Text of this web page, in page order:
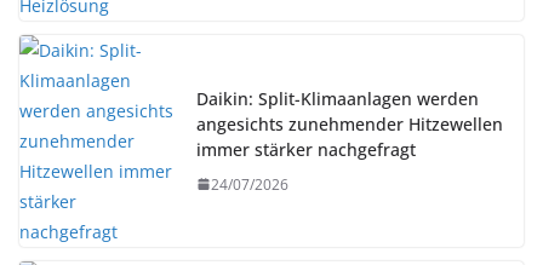
Daikin: Split-Klimaanlagen werden
angesichts zunehmender Hitzewellen
immer stärker nachgefragt
24/07/2026